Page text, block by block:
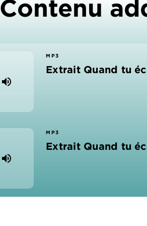
Contenu
volume_up
MP3
Extrait Quand tu
volume_up
MP3
Extrait Quand tu